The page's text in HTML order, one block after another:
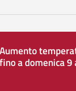
Aumento
fino a domenica 9